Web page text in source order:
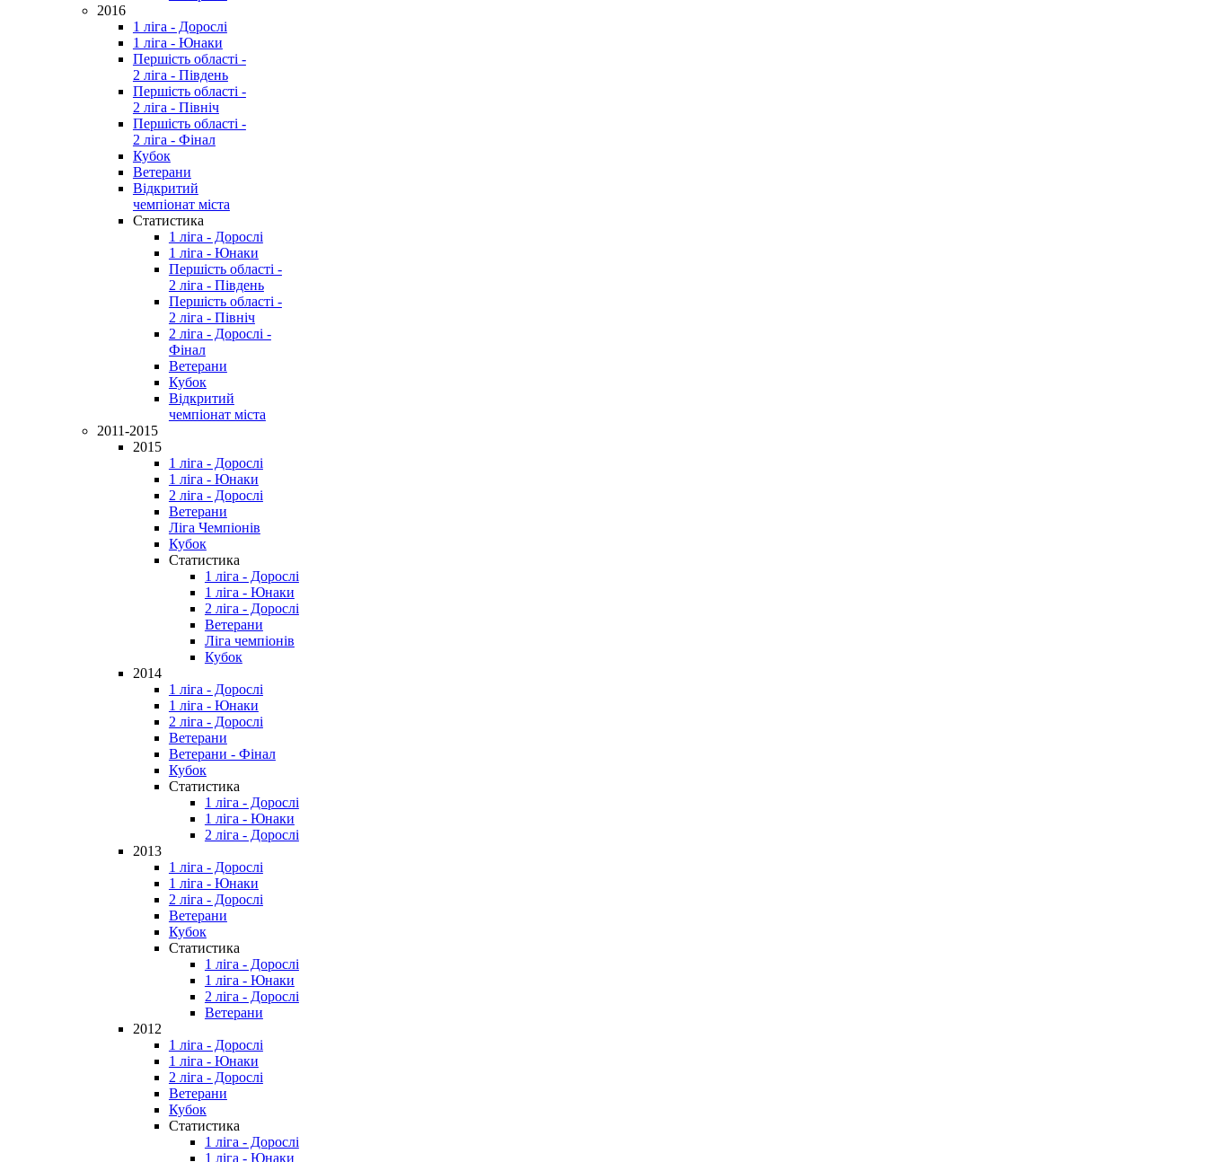
2016
1 ліга - Дорослі
1 ліга - Юнаки
Першість області -
2 ліга - Південь
Першість області -
2 ліга - Північ
Першість області -
2 ліга - Фінал
Кубок
Ветерани
Відкритий
чемпіонат міста
Статистика
1 ліга - Дорослі
1 ліга - Юнаки
Першість області -
2 ліга - Південь
Першість області -
2 ліга - Північ
2 ліга - Дорослі -
Фінал
Ветерани
Кубок
Відкритий
чемпіонат міста
2011-2015
2015
1 ліга - Дорослі
1 ліга - Юнаки
2 ліга - Дорослі
Ветерани
Ліга Чемпіонів
Кубок
Статистика
1 ліга - Дорослі
1 ліга - Юнаки
2 ліга - Дорослі
Ветерани
Ліга чемпіонів
Кубок
2014
1 ліга - Дорослі
1 ліга - Юнаки
2 ліга - Дорослі
Ветерани
Ветерани - Фінал
Кубок
Статистика
1 ліга - Дорослі
1 ліга - Юнаки
2 ліга - Дорослі
2013
1 ліга - Дорослі
1 ліга - Юнаки
2 ліга - Дорослі
Ветерани
Кубок
Статистика
1 ліга - Дорослі
1 ліга - Юнаки
2 ліга - Дорослі
Ветерани
2012
1 ліга - Дорослі
1 ліга - Юнаки
2 ліга - Дорослі
Ветерани
Кубок
Статистика
1 ліга - Дорослі
1 ліга - Юнаки